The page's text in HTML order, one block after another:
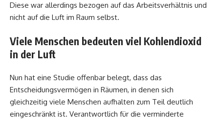
Diese war allerdings bezogen auf das Arbeitsverhältnis und
nicht auf die Luft im Raum selbst.
Viele Menschen bedeuten viel Kohlendioxid
in der Luft
Nun hat eine Studie offenbar belegt, dass das
Entscheidungsvermögen in Räumen, in denen sich
gleichzeitig viele Menschen aufhalten zum Teil deutlich
eingeschränkt ist. Verantwortlich für die verminderte